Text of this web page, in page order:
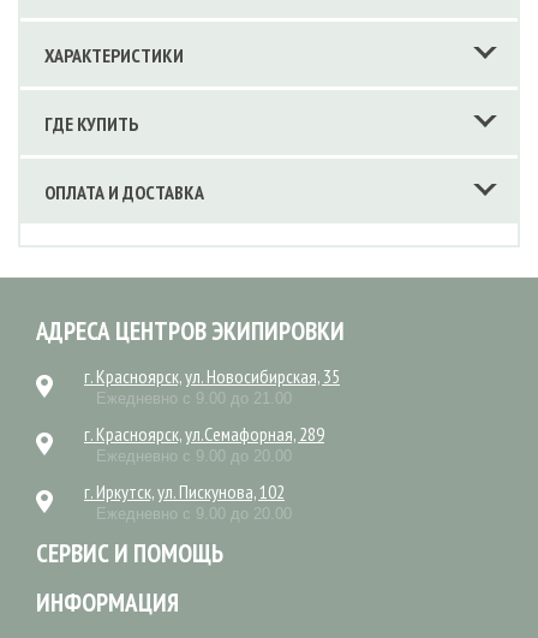
ХАРАКТЕРИСТИКИ
ГДЕ КУПИТЬ
ОПЛАТА И ДОСТАВКА
АДРЕСА ЦЕНТРОВ ЭКИПИРОВКИ
г. Красноярск, ул. Новосибирская, 35
Ежедневно с 9.00 до 21.00
г. Красноярск, ул.Семафорная, 289
Ежедневно с 9.00 до 20.00
г. Иркутск, ул. Пискунова, 102
Ежедневно с 9.00 до 20.00
СЕРВИС И ПОМОЩЬ
ИНФОРМАЦИЯ